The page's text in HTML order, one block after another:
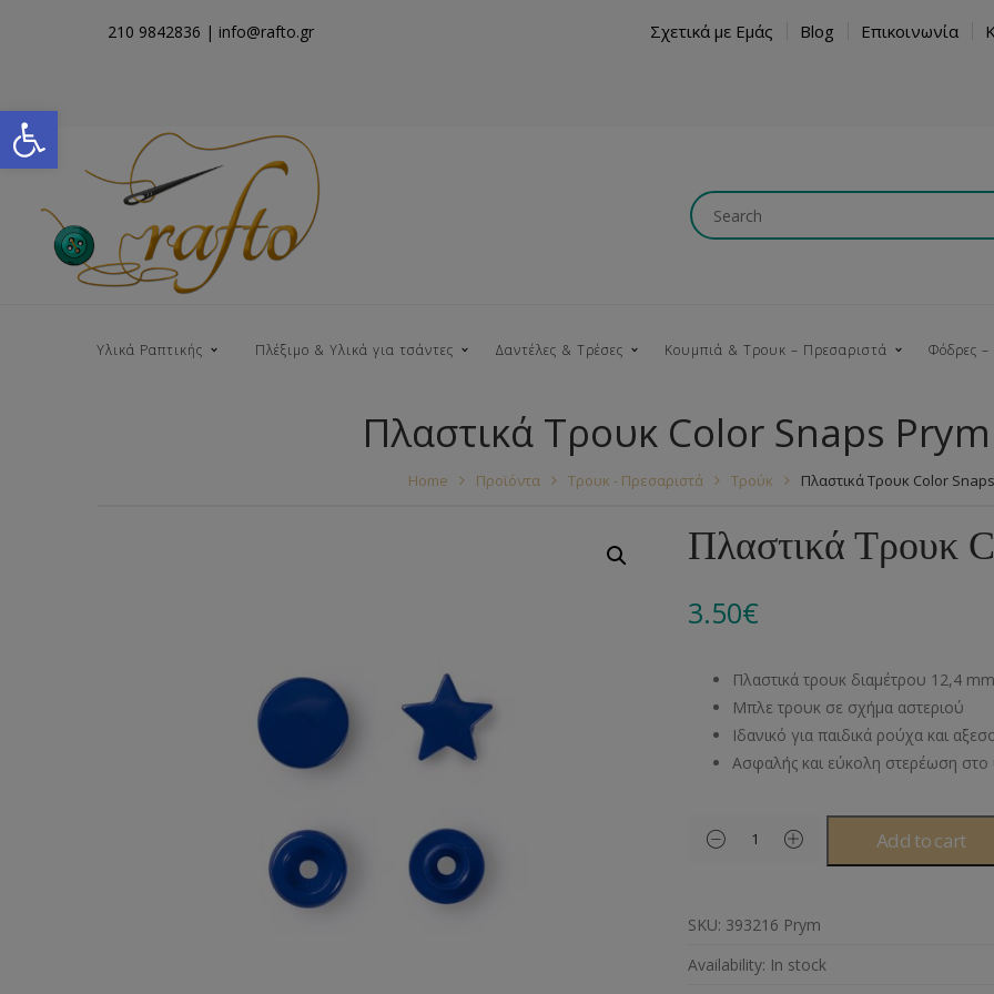
Open toolbar
210 9842836 | info@rafto.gr Σχετικά με Εμάς Blog Επικοινωνία
Υλικά Ραπτικής Πλέξιμο & Υλικά για τσάντες
Νήματα για Τσάντες Κουμπώματα
Μεταλλικά Εξαρτήματα
Νήματα
Αξεσουάρ
Δαντέλες & Τρέσες
Βαμβακερές Κρόσια
Φυτίλια- Κορδόνια
Διάφορες Τρέσες
Κουμπιά & Τρουκ – Πρεσαριστά
Ξύλινα
Πουκαμίσου
Στρας
Μοντγκόμερι
Άλλα Υλικά
Φόδρες
Πλαστικά Τρουκ Color Snaps
Home Προϊόντα Τρουκ - Πρεσαριστά Τρούκ Πλαστικά Τρουκ Color
Πλαστικά Τρουκ
3.50€
Πλαστικά τρουκ διαμέτρου 12,4 mm
Μπλε τρουκ σε σχήμα αστεριού
Ιδανικό για παιδικά ρούχα και
Ασφαλής και εύκολη στερέωση
Add to cart
SKU: 393216 Prym
Availability: In stock